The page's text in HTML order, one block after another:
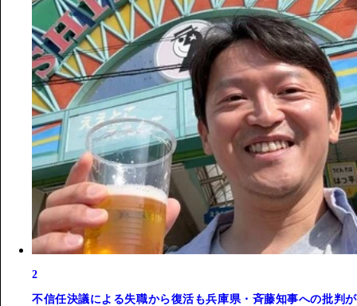
2
不信任決議による失職から復活も兵庫県・斉藤知事への批判が